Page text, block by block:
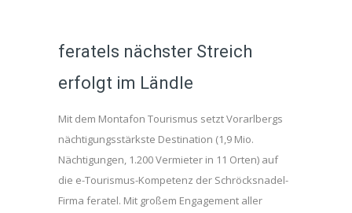
feratels nächster Streich
erfolgt im Ländle
Mit dem Montafon Tourismus setzt Vorarlbergs
nächtigungsstärkste Destination (1,9 Mio.
Nächtigungen, 1.200 Vermieter in 11 Orten) auf
die e-Tourismus-Kompetenz der Schröcksnadel-
Firma feratel. Mit großem Engagement aller